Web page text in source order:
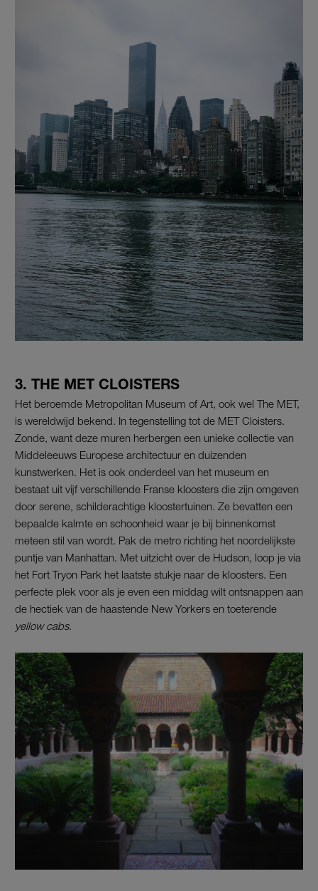
3. THE MET CLOISTERS
Het beroemde Metropolitan Museum of Art, ook wel The MET,
is wereldwijd bekend. In tegenstelling tot de MET Cloisters.
Zonde, want deze muren herbergen een unieke collectie van
Middeleeuws Europese architectuur en duizenden
kunstwerken. Het is ook onderdeel van het museum en
bestaat uit vijf verschillende Franse kloosters die zijn omgeven
door serene, schilderachtige kloostertuinen. Ze bevatten een
bepaalde kalmte en schoonheid waar je bij binnenkomst
meteen stil van wordt. Pak de metro richting het noordelijkste
puntje van Manhattan. Met uitzicht over de Hudson, loop je via
het Fort Tryon Park het laatste stukje naar de kloosters. Een
perfecte plek voor als je even een middag wilt ontsnappen aan
de hectiek van de haastende New Yorkers en toeterende
yellow cabs.